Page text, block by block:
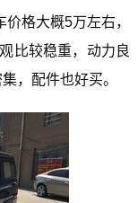
格大概5万左右，
比较稳重，动力良
，配件也好买。